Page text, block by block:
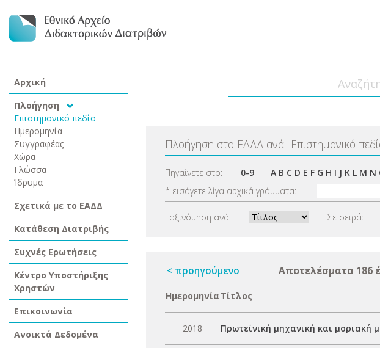
Αρχική
Πλοήγηση
Επιστημονικό πεδίο
Ημερομηνία
Συγγραφέας
Χώρα
Γλώσσα
Ίδρυμα
Σχετικά με το ΕΑΔΔ
Κατάθεση Διατριβής
Συχνές Ερωτήσεις
Κέντρο Υποστήριξης
Χρηστών
Επικοινωνία
Ανοικτά Δεδομένα
Πλοήγηση στο ΕΑΔΔ ανά "Επιστημονικό
Πηγαίνετε στο: 0-9 | A B C D E F G H I J K L M N
ή εισάγετε λίγα αρχικά γράμματα:
Ταξινόμηση ανά: Σε σειρά:
< προηγούμενο Αποτελέσματα 186
Ημερομηνία Τίτλος
2018 Πρωτεϊνική μηχανική και μοριακή